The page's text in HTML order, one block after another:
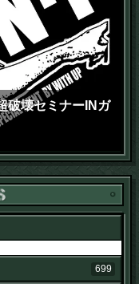
破壊セミナーINガ
699